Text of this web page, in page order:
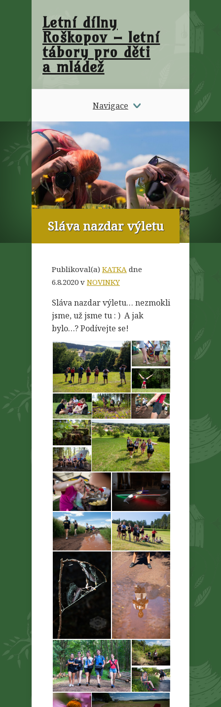
Letní dílny
Roškopov – letní
tábory pro děti
a mládež
Navigace
Sláva nazdar výletu
Publikoval(a) KATKA dne
6.8.2020 v NOVINKY
Sláva nazdar výletu… nezmokli
jsme, už jsme tu : ) A jak
bylo…? Podívejte se!